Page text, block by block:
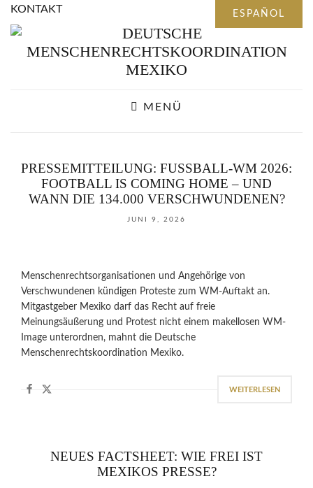
KONTAKT
MENÜ
PRESSEMITTEILUNG: FUSSBALL-WM 2026: F
OOTBALL IS COMING HOME – UND W
ANN DIE 134.000 VERSCHWUNDENEN?
JUNI 9, 2026
Menschenrechtsorganisationen und Angehörige von
Verschwundenen kündigen Proteste zum WM-Auftakt an.
Mitgastgeber Mexiko darf das Recht auf freie
Meinungsäußerung und Protest nicht einem makellosen WM-
Image unterordnen, mahnt die Deutsche
Menschenrechtskoordination Mexiko.
WEITERLESEN
NEUES FACTSHEET: WIE FREI IST
MEXIKOS PRESSE?